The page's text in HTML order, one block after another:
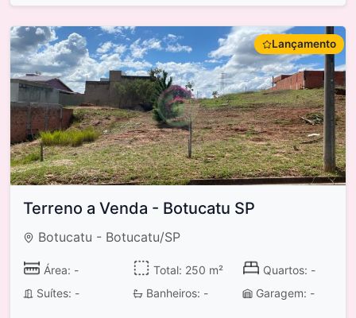
Lançamento
Terreno a Venda - Botucatu SP
Botucatu - Botucatu/SP
Área: - Total: 250 m²
Quartos: -
Suítes: -
Banheiros: - Garagem: -